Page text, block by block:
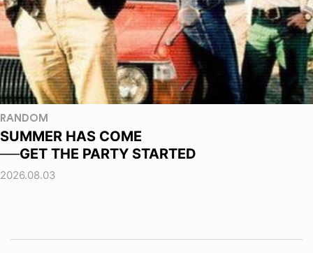
RANDOM
SUMMER HAS COME
──GET THE PARTY STARTED
2026.08.03